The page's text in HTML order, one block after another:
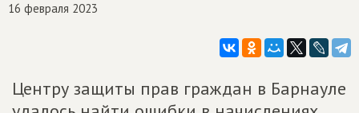
16 февраля 2023
Центру защиты прав граждан в Барнауле